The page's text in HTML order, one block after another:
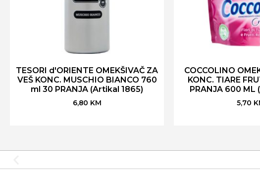
TESORI d'ORIENTE OMEKŠIVAČ ZA
VEŠ KONC. MUSCHIO BIANCO 760
ml 30 PRANJA (Artikal 1865)
6,80 KM
COCCOLINO
KONC. TIARE
PRANJA 600 ML
5,70